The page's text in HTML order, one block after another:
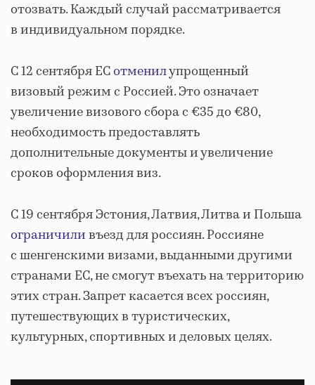
отозвать. Каждый случай рассматривается
в индивидуальном порядке.
С 12 сентября ЕСотменилупрощенный
визовый режим с Россией. Это означает
увеличение визового сбора с €35 до €80,
необходимость предоставлять
дополнительные документы и увеличение
сроков оформления виз.
С 19 сентября Эстония, Латвия, Литва и Польша
ограничиливъезд для россиян. Россияне
с шенгенскими визами, выданными другими
странами ЕС, не смогут въехать на территорию
этих стран. Запрет касается всех россиян,
путешествующих в туристических,
культурных, спортивных и деловых целях.